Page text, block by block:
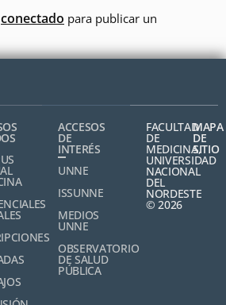
conectado para publicar un
ACCESOS
DE
INTERÉS
UNNE
ISSUNNE
MEDIOS
UNNE
OBSERVATORIO
DE SALUD
PÚBLICA
FACULTAD
DE
MEDICINA,
UNIVERSIDAD
NACIONAL
DEL
NORDESTE
© 2026
MAPA
DE
SITIO